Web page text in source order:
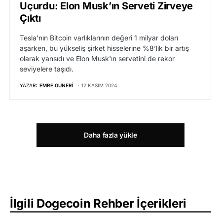
Uçurdu: Elon Musk’ın Serveti Zirveye
Çıktı
Tesla'nın Bitcoin varlıklarının değeri 1 milyar doları
aşarken, bu yükseliş şirket hisselerine %8’lik bir artış
olarak yansıdı ve Elon Musk'ın servetini de rekor
seviyelere taşıdı.
YAZAR: EMRE GUNERI 12 KASIM 2024
Daha fazla yükle
İlgili Dogecoin Rehber İçerikleri